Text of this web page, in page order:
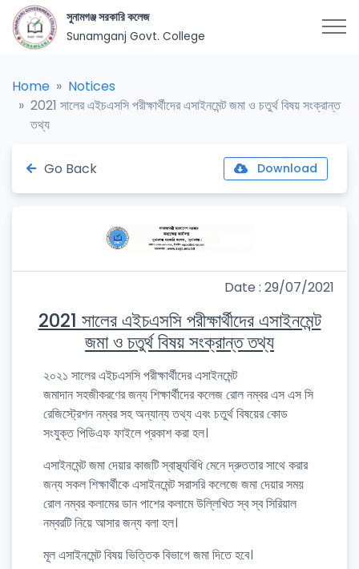
সুনামগঞ্জ সরকারি কলেজ
Sunamganj Govt. College
Home
Notices
2021 সালের এইচএসসি পরীক্ষার্থীদের এসাইনমেন্ট জমা ও চতুর্থ বিষয় সংক্রান্ত
তথ্য
Go Back Download
Date : 29/07/2021
2021 সালের এইচএসসি পরীক্ষার্থীদের এসাইনমেন্ট
জমা ও চতুর্থ বিষয় সংক্রান্ত তথ্য
২০২১ সালের এইচএসসি পরীক্ষার্থীদের এসাইনমেন্ট
জমাদান সহজীকরণের জন্য শিক্ষার্থীদের কলেজ রোল নম্বর এস এস সি
রেজিস্ট্রেশন নম্বর সহ অন্যান্য তথ্য এবং চতুর্থ বিষয়ের কোড
সংযুক্ত পিডিএফ ফাইলে প্রকাশ করা হল।
এসাইনমেন্ট জমা দেয়ার কাজটি স্বাস্থ্যবিধি মেনে দ্রুততার সাথে করার
জন্য সকল শিক্ষার্থীকে এসাইনমেন্ট সরাসরি কলেজে জমা দেয়ার সময়
রোল নম্বর কলামের ডান পাশের কলামে উল্লিখিত স্ব স্ব সিরিয়াল
নম্বরটি নিয়ে আসার জন্য বলা হল।
মূল এসাইনমেন্ট বিষয় ভিত্তিক বিভাগে জমা দিতে হবে।